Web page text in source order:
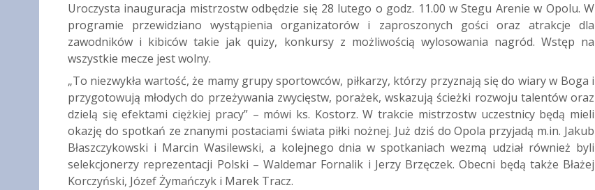
Uroczysta inauguracja mistrzostw odbędzie się 28 lutego o godz. 11.00 w Stegu Arenie w Opolu. W
programie przewidziano wystąpienia organizatorów i zaproszonych gości oraz atrakcje dla
zawodników i kibiców takie jak quizy, konkursy z możliwością wylosowania nagród. Wstęp na
wszystkie mecze jest wolny.
„To niezwykła wartość, że mamy grupy sportowców, piłkarzy, którzy przyznają się do wiary w Boga i
przygotowują młodych do przeżywania zwycięstw, porażek, wskazują ścieżki rozwoju talentów oraz
dzielą się efektami ciężkiej pracy” – mówi ks. Kostorz. W trakcie mistrzostw uczestnicy będą mieli
okazję do spotkań ze znanymi postaciami świata piłki nożnej. Już dziś do Opola przyjadą m.in. Jakub
Błaszczykowski i Marcin Wasilewski, a kolejnego dnia w spotkaniach wezmą udział również byli
selekcjonerzy reprezentacji Polski – Waldemar Fornalik i Jerzy Brzęczek. Obecni będą także Błażej
Korczyński, Józef Żymańczyk i Marek Tracz.